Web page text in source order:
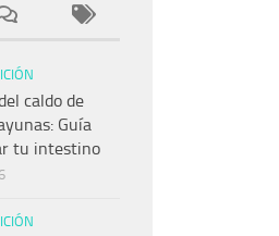
caldo de
Guía
tu intestino